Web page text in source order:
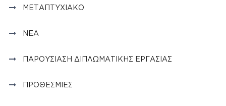
ΜΕΤΑΠΤΥΧΙΑΚΌ
ΝΈΑ
ΠΑΡΟΥΣΊΑΣΗ ΔΙΠΛΩΜΑΤΙΚΉΣ ΕΡΓΑΣΊΑΣ
ΠΡΟΘΕΣΜΊΕΣ